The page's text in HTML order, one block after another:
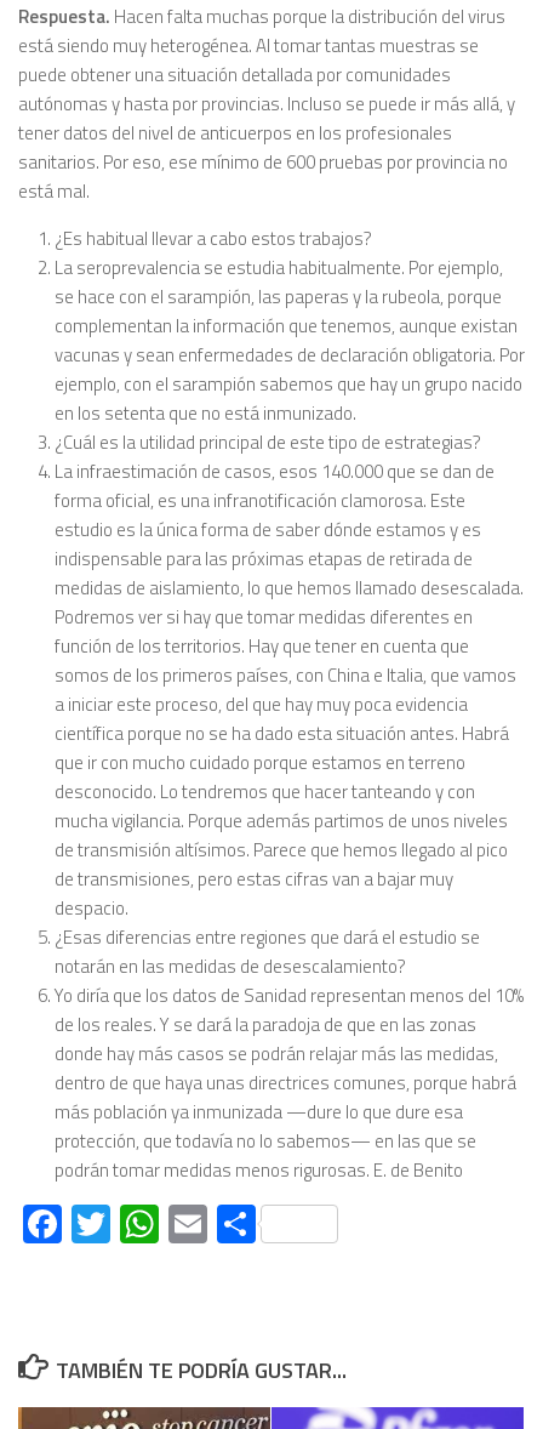
Respuesta. Hacen falta muchas porque la distribución del virus
está siendo muy heterogénea. Al tomar tantas muestras se
puede obtener una situación detallada por comunidades
autónomas y hasta por provincias. Incluso se puede ir más allá, y
tener datos del nivel de anticuerpos en los profesionales
sanitarios. Por eso, ese mínimo de 600 pruebas por provincia no
está mal.
¿Es habitual llevar a cabo estos trabajos?
La seroprevalencia se estudia habitualmente. Por ejemplo,
se hace con el sarampión, las paperas y la rubeola, porque
complementan la información que tenemos, aunque existan
vacunas y sean enfermedades de declaración obligatoria. Por
ejemplo, con el sarampión sabemos que hay un grupo nacido
en los setenta que no está inmunizado.
¿Cuál es la utilidad principal de este tipo de estrategias?
La infraestimación de casos, esos 140.000 que se dan de
forma oficial, es una infranotificación clamorosa. Este
estudio es la única forma de saber dónde estamos y es
indispensable para las próximas etapas de retirada de
medidas de aislamiento, lo que hemos llamado desescalada.
Podremos ver si hay que tomar medidas diferentes en
función de los territorios. Hay que tener en cuenta que
somos de los primeros países, con China e Italia, que vamos
a iniciar este proceso, del que hay muy poca evidencia
científica porque no se ha dado esta situación antes. Habrá
que ir con mucho cuidado porque estamos en terreno
desconocido. Lo tendremos que hacer tanteando y con
mucha vigilancia. Porque además partimos de unos niveles
de transmisión altísimos. Parece que hemos llegado al pico
de transmisiones, pero estas cifras van a bajar muy
despacio.
¿Esas diferencias entre regiones que dará el estudio se
notarán en las medidas de desescalamiento?
Yo diría que los datos de Sanidad representan menos del 10%
de los reales. Y se dará la paradoja de que en las zonas
donde hay más casos se podrán relajar más las medidas,
dentro de que haya unas directrices comunes, porque habrá
más población ya inmunizada —dure lo que dure esa
protección, que todavía no lo sabemos— en las que se
podrán tomar medidas menos rigurosas. E. de Benito
Facebook
Twitter
WhatsApp
EmailCompartir
TAMBIÉN TE PODRÍA GUSTAR...